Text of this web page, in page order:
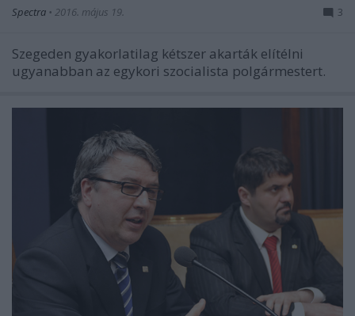
Spectra • 2016. május 19. 3
Szegeden gyakorlatilag kétszer akarták elítélni
ugyanabban az egykori szocialista polgármestert.